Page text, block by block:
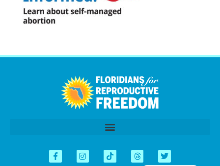
English
Español